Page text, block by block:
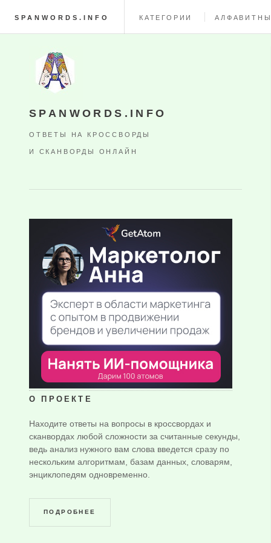
SPANWORDS.INFO КАТЕГОРИИ
SPANWORDS.INFO
ОТВЕТЫ НА КРОССВОРДЫ
И СКАНВОРДЫ ОНЛАЙН
О ПРОЕКТЕ
Находите ответы на вопросы в кроссвордах и
сканвордах любой сложности за считанные секунды,
ведь анализ нужного вам слова введется сразу по
нескольким алгоритмам, базам данных, словарям,
энциклопедям одновременно.
ПОДРОБНЕЕ